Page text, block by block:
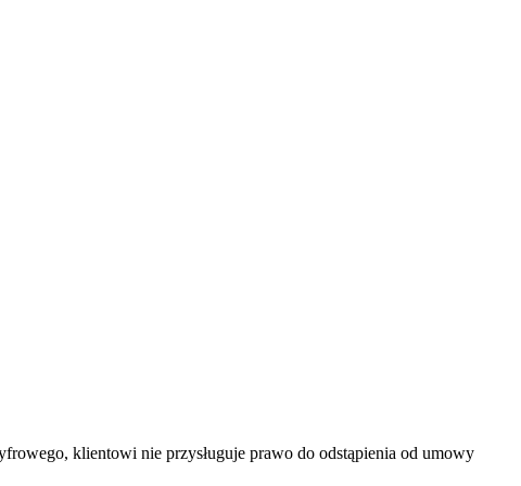
klientowi nie przysługuje prawo do odstąpienia od umowy